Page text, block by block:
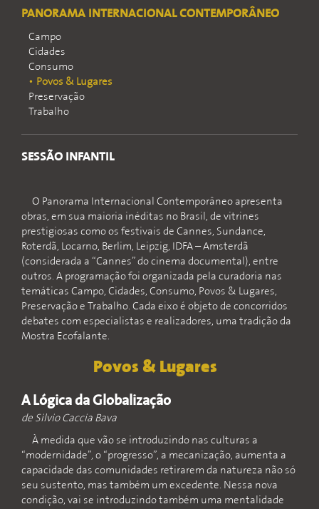
PANORAMA INTERNACIONAL CONTEMPORÂNEO
Campo
Cidades
Consumo
Povos & Lugares
Preservação
Trabalho
SESSÃO INFANTIL
O Panorama Internacional Contemporâneo apresenta
obras, em sua maioria inéditas no Brasil, de vitrines
prestigiosas como os festivais de Cannes, Sundance,
Roterdã, Locarno, Berlim, Leipzig, IDFA – Amsterdã
(considerada a “Cannes” do cinema documental), entre
outros. A programação foi organizada pela curadoria nas
temáticas Campo, Cidades, Consumo, Povos & Lugares,
Preservação e Trabalho. Cada eixo é objeto de concorridos
debates com especialistas e realizadores, uma tradição da
Mostra Ecofalante.
Povos & Lugares
A Lógica da Globalização
de Silvio Caccia Bava
À medida que vão se introduzindo nas culturas a
“modernidade”, o “progresso”, a mecanização, aumenta a
capacidade das comunidades retirarem da natureza não só
seu sustento, mas também um excedente. Nessa nova
condição, vai se introduzindo também uma mentalidade